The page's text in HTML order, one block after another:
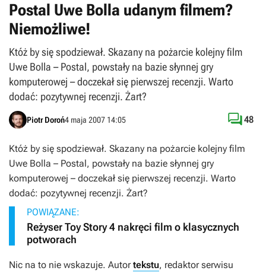
Postal Uwe Bolla udanym filmem?
Niemożliwe!
Któż by się spodziewał. Skazany na pożarcie kolejny film
Uwe Bolla – Postal, powstały na bazie słynnej gry
komputerowej – doczekał się pierwszej recenzji. Warto
dodać: pozytywnej recenzji. Żart?
Piotr Doroń4 maja 2007 14:05 48
Któż by się spodziewał. Skazany na pożarcie kolejny film
Uwe Bolla – Postal, powstały na bazie słynnej gry
komputerowej – doczekał się pierwszej recenzji. Warto
dodać: pozytywnej recenzji. Żart?
POWIĄZANE:
Reżyser Toy Story 4 nakręci film o klasycznych
potworach
Nic na to nie wskazuje. Autortekstu, redaktor serwisu